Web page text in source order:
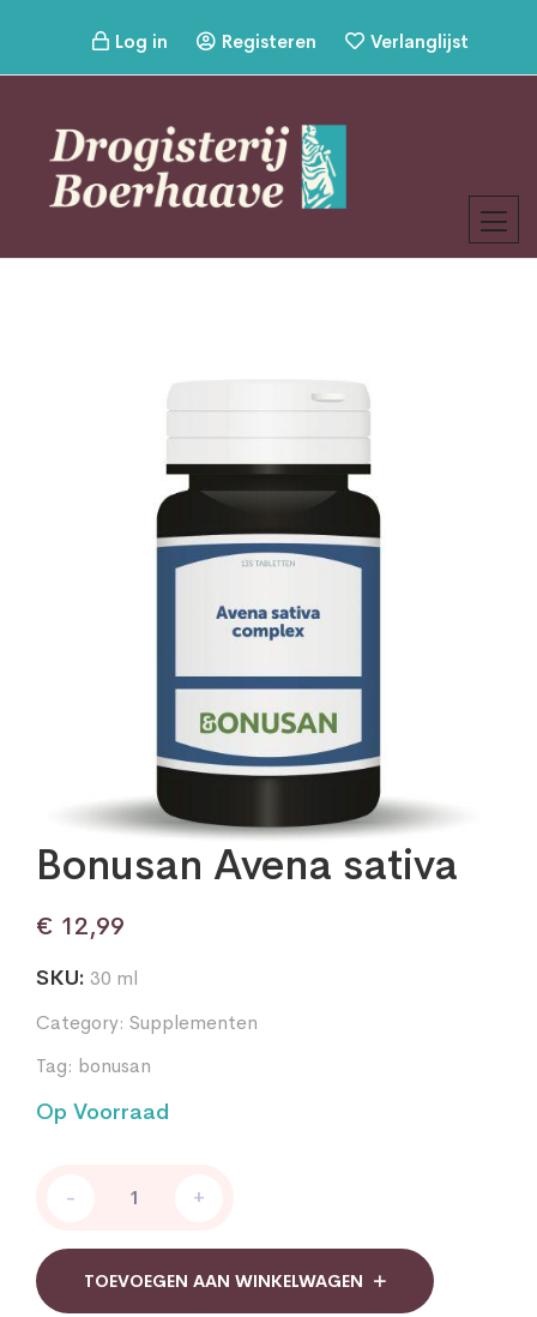
Log in Registeren Verlanglijst
Bonusan Avena sativa
€ 12,99
SKU: 30 ml
Category: Supplementen
Tag: bonusan
Op Voorraad
Avena
quantity
- +
TOEVOEGEN AAN WINKELWAGEN